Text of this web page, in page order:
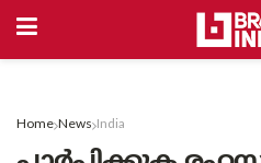
Home News India